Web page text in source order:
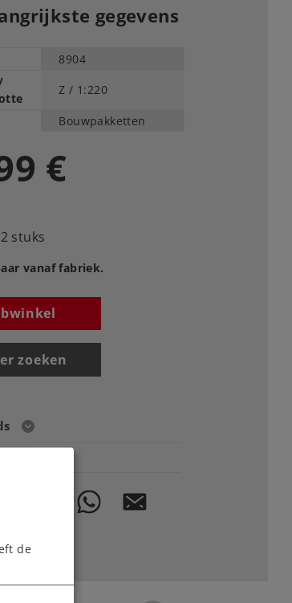
gegevens
8904
Z / 1:220
Bouwpakketten
€
stuks
vanaf fabriek.
zoeken
de